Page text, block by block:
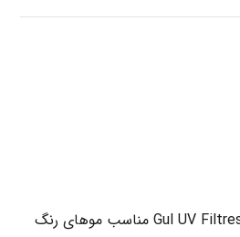
شامپو 2 در 1 ایپک مدل Gul UV Filtresi مناسب موهای رنگ